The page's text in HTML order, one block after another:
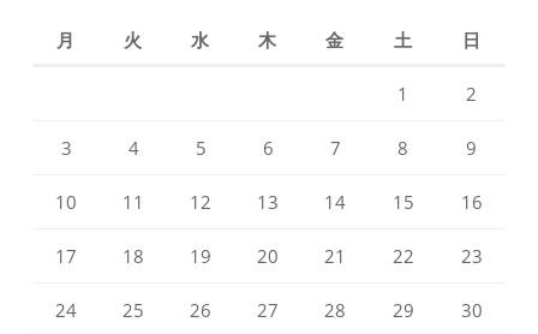
月 火 水 木 金 土 日
1 2
3 4 5 6 7 8 9
10 11 12 13 14 15 16
17 18 19 20 21 22 23
24 25 26 27 28 29 30